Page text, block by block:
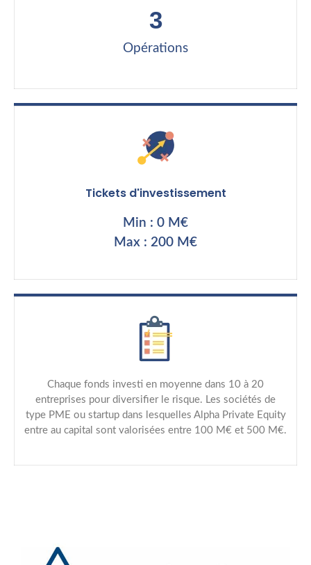
Opérations
3
Tickets d'investissement
Min : 0 M€
Max : 200 M€
Chaque fonds investi en moyenne dans 10 à 20
entreprises pour diversifier le risque. Les sociétés de
type PME ou startup dans lesquelles Alpha Private Equity
entre au capital sont valorisées entre 100 M€ et 500 M€.